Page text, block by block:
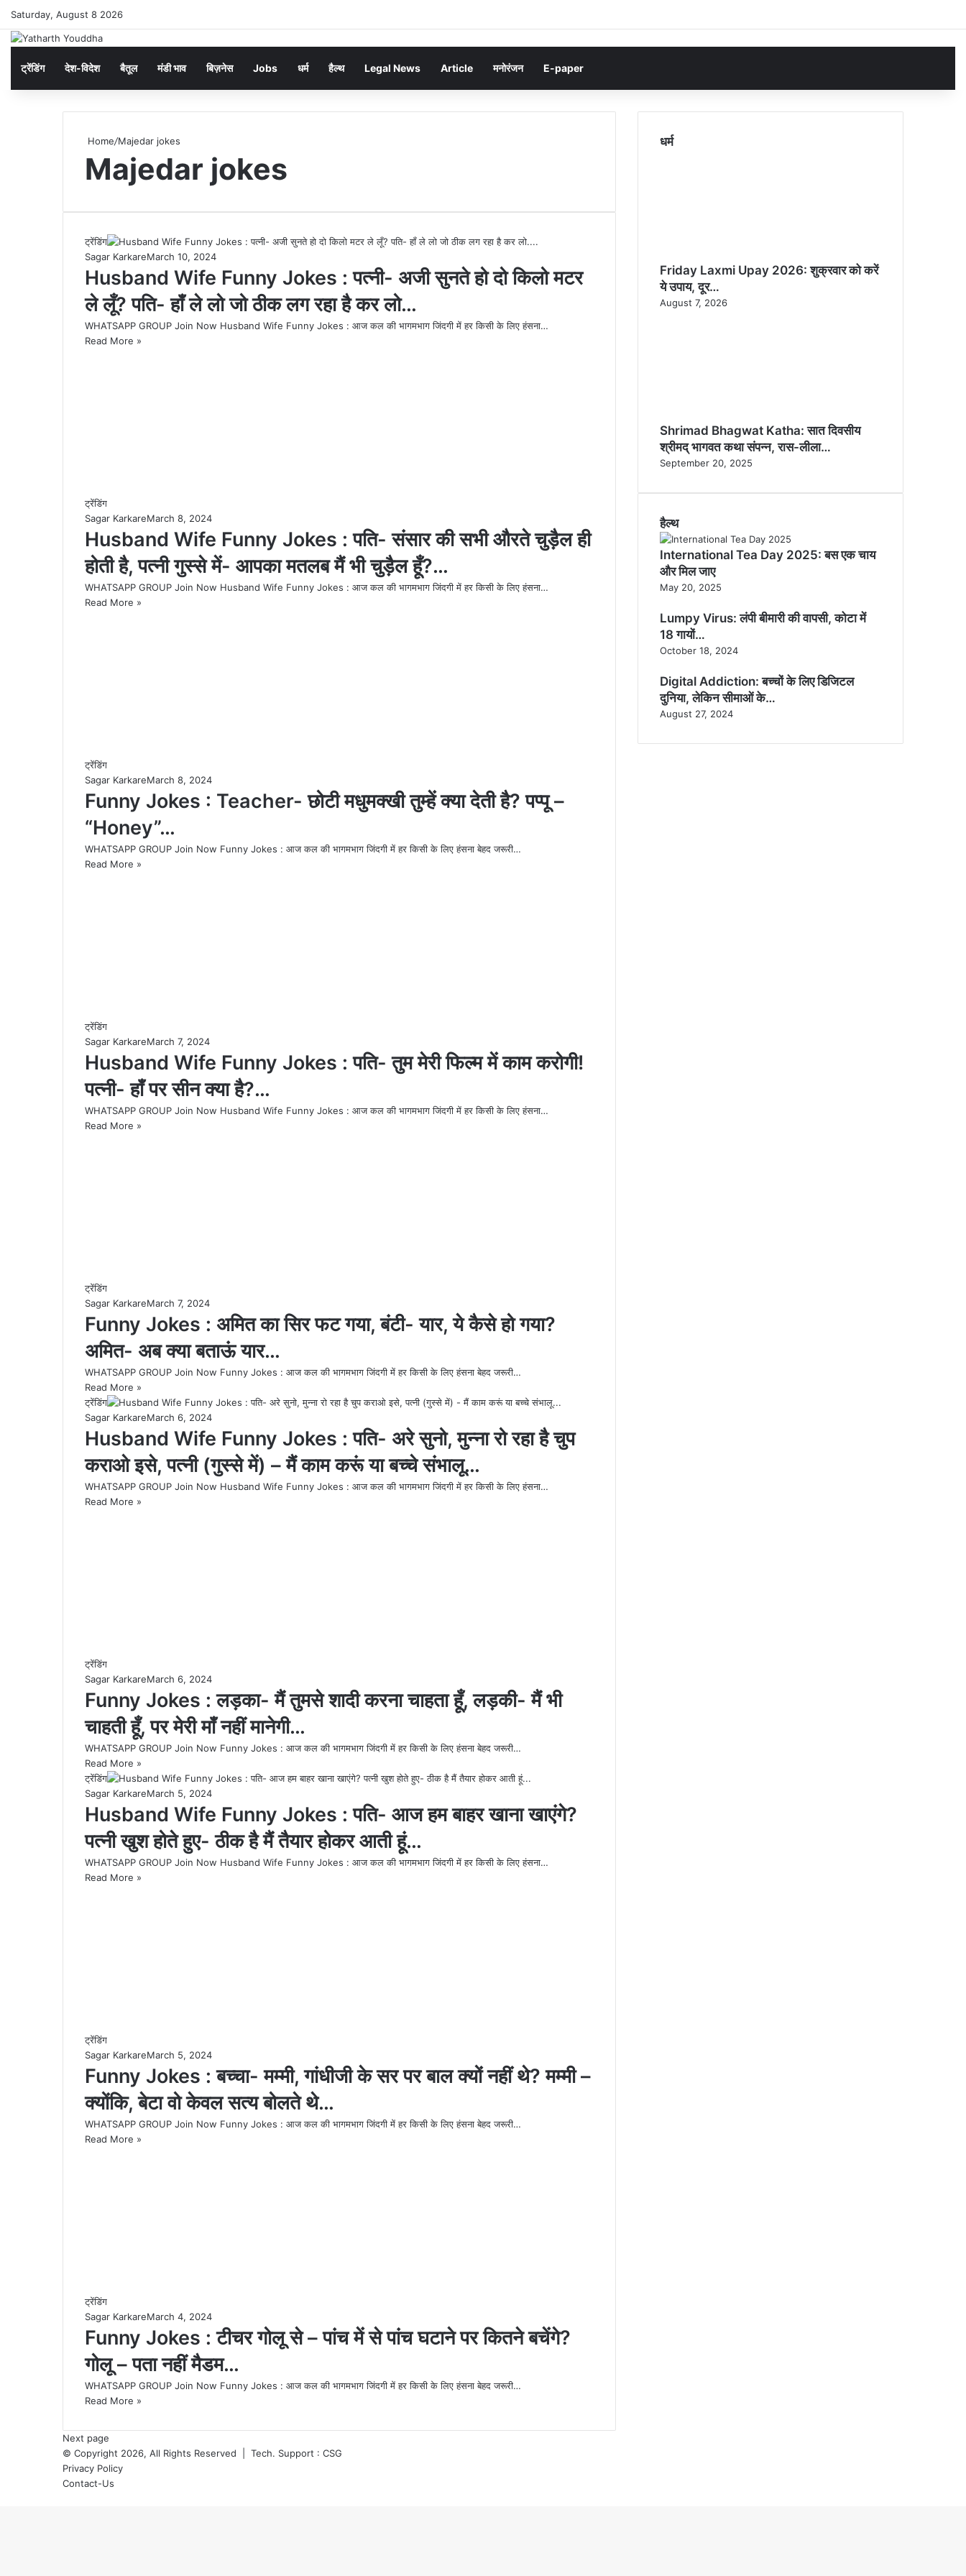
Saturday, August 8 2026
ट्रेंडिंग देश-विदेश बैतूल मंडी भाव बिज़नेस Jobs धर्म हैल्थ Legal News Article मनोरंजन E-paper
Home/Majedar jokes
Majedar jokes
ट्रेंडिंग
Sagar KarkareMarch 10, 2024
Husband Wife Funny Jokes : पत्‍नी- अजी सुनते हो दो किलो मटर
ले लूँ? पति- हॉं ले लो जो ठीक लग रहा है कर लो…
WHATSAPP GROUP Join Now Husband Wife Funny Jokes : आज कल की भागमभाग जिंदगी में हर किसी के लिए हंसना…
Read More »
ट्रेंडिंग
Sagar KarkareMarch 8, 2024
Husband Wife Funny Jokes : पति- संसार की सभी औरते चुड़ैल ही
होती है, पत्‍नी गुस्‍से में- आपका मतलब मैं भी चुड़ैल हूँ?…
WHATSAPP GROUP Join Now Husband Wife Funny Jokes : आज कल की भागमभाग जिंदगी में हर किसी के लिए हंसना…
Read More »
ट्रेंडिंग
Sagar KarkareMarch 8, 2024
Funny Jokes : Teacher- छोटी मधुमक्खी तुम्हें क्या देती है? पप्पू –
“Honey”…
WHATSAPP GROUP Join Now Funny Jokes : आज कल की भागमभाग जिंदगी में हर किसी के लिए हंसना बेहद जरूरी…
Read More »
ट्रेंडिंग
Sagar KarkareMarch 7, 2024
Husband Wife Funny Jokes : पति- तुम मेरी फिल्‍म में काम करोगी!
पत्‍नी- हॉं पर सीन क्‍या है?…
WHATSAPP GROUP Join Now Husband Wife Funny Jokes : आज कल की भागमभाग जिंदगी में हर किसी के लिए हंसना…
Read More »
ट्रेंडिंग
Sagar KarkareMarch 7, 2024
Funny Jokes : अमित का सिर फट गया, बंटी- यार, ये कैसे हो गया?
अमित- अब क्या बताऊं यार…
WHATSAPP GROUP Join Now Funny Jokes : आज कल की भागमभाग जिंदगी में हर किसी के लिए हंसना बेहद जरूरी…
Read More »
ट्रेंडिंग
Sagar KarkareMarch 6, 2024
Husband Wife Funny Jokes : पति- अरे सुनो, मुन्‍ना रो रहा है चुप
कराओ इसे, पत्‍नी (गुस्‍से में) – मैं काम करूं या बच्‍चे संभालू…
WHATSAPP GROUP Join Now Husband Wife Funny Jokes : आज कल की भागमभाग जिंदगी में हर किसी के लिए हंसना…
Read More »
ट्रेंडिंग
Sagar KarkareMarch 6, 2024
Funny Jokes : लड़का- मैं तुमसे शादी करना चाहता हूँ, लड़की- मैं भी
चाहती हूँ, पर मेरी मॉं नहीं मानेगी…
WHATSAPP GROUP Join Now Funny Jokes : आज कल की भागमभाग जिंदगी में हर किसी के लिए हंसना बेहद जरूरी…
Read More »
ट्रेंडिंग
Sagar KarkareMarch 5, 2024
Husband Wife Funny Jokes : पति- आज हम बाहर खाना खाएंगे?
पत्नी खुश होते हुए- ठीक है मैं तैयार होकर आती हूं…
WHATSAPP GROUP Join Now Husband Wife Funny Jokes : आज कल की भागमभाग जिंदगी में हर किसी के लिए हंसना…
Read More »
ट्रेंडिंग
Sagar KarkareMarch 5, 2024
Funny Jokes : बच्‍चा- मम्‍मी, गांधीजी के सर पर बाल क्‍यों नहीं थे? मम्‍मी –
क्‍योंकि, बेटा वो केवल सत्‍य बोलते थे…
WHATSAPP GROUP Join Now Funny Jokes : आज कल की भागमभाग जिंदगी में हर किसी के लिए हंसना बेहद जरूरी…
Read More »
ट्रेंडिंग
Sagar KarkareMarch 4, 2024
Funny Jokes : टीचर गोलू से – पांच में से पांच घटाने पर कितने बचेंगे?
गोलू – पता नहीं मैडम…
WHATSAPP GROUP Join Now Funny Jokes : आज कल की भागमभाग जिंदगी में हर किसी के लिए हंसना बेहद जरूरी…
Read More »
Next page
धर्म
Friday Laxmi Upay 2026: शुक्रवार को करें
ये उपाय, दूर…
August 7, 2026
Shrimad Bhagwat Katha: सात दिवसीय
श्रीमद् भागवत कथा संपन्न, रास-लीला…
September 20, 2025
हैल्थ
International Tea Day 2025: बस एक चाय
और मिल जाए
May 20, 2025
Lumpy Virus: लंपी बीमारी की वापसी, कोटा में
18 गायों…
October 18, 2024
Digital Addiction: बच्चों के लिए डिजिटल
दुनिया, लेकिन सीमाओं के…
August 27, 2024
© Copyright 2026, All Rights Reserved | Tech. Support : CSG
Privacy Policy
Contact-Us